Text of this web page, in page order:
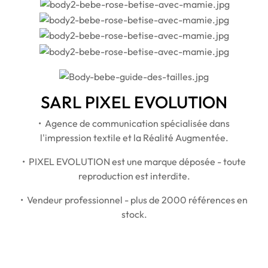
SARL PIXEL EVOLUTION
• Agence de communication spécialisée dans
l'impression textile et la Réalité Augmentée.
• PIXEL EVOLUTION est une marque déposée - toute
reproduction est interdite.
• Vendeur professionnel - plus de 2000 références en
stock.